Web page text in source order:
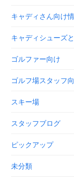
キャディさん向け
キャディシューズ
ゴルファー向け
ゴルフ場スタッフ
スキー場
スタッフブログ
ピックアップ
未分類